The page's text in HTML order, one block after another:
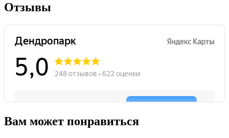
Отзывы
Вам может понравиться